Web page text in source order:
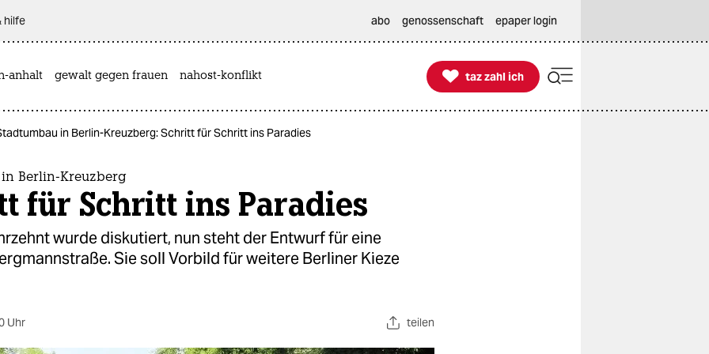
hilfe abo genossenschaft epaper login
anhalt gewalt gegen frauen nahost-konflikt 
taz zahl ich
taz zahl ich
in Berlin-Kreuzberg: Schritt für Schritt ins Paradies
Berlin-Kreuzberg
für Schritt ins Paradies
wurde diskutiert, nun steht der Entwurf für eine
Sie soll Vorbild für weitere Berliner Kieze
Uhr teilen